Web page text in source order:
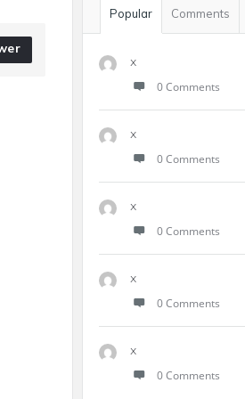
Popular Comments
x
0 Comments
x
0 Comments
x
0 Comments
x
0 Comments
x
0 Comments